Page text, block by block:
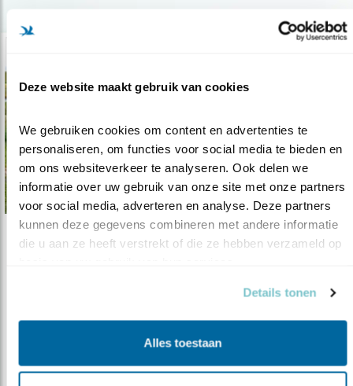
Deze website maakt gebruik van cookies
We gebruiken cookies om content en advertenties te
personaliseren, om functies voor social media te bieden en
om ons websiteverkeer te analyseren. Ook delen we
informatie over uw gebruik van onze site met onze partners
voor social media, adverteren en analyse. Deze partners
kunnen deze gegevens combineren met andere informatie
die u aan ze heeft verstrekt of die ze hebben verzameld op
Details tonen
Alles toestaan
Nieuws
Natuurorganisaties vragen overheid om
leiding te nemen in de aanpak van ong..
lees meer